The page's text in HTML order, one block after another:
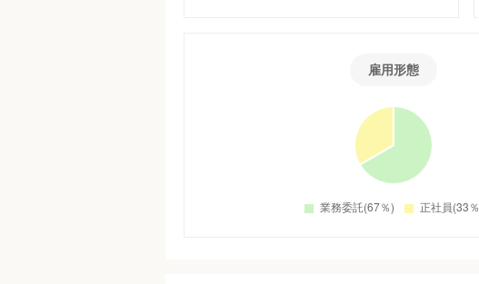
雇用形態